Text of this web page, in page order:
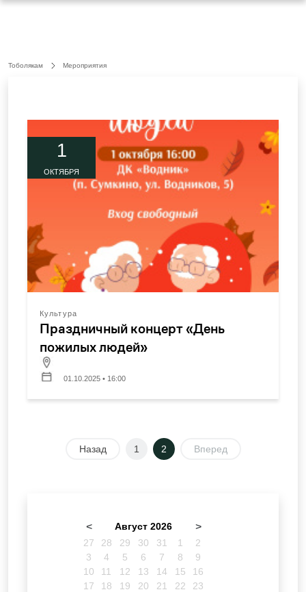
Тоболякам Мероприятия
1
ОКТЯБРЯ
Культура
Праздничный концерт «День
пожилых людей»
01.10.2025 • 16:00
Назад 1 2 Вперед
< Август 2026 >
27 28 29 30 31 1
2
3
4 5 6 7 8
9
10
11 12 13 14 15
16
17
18 19 20 21 22
23